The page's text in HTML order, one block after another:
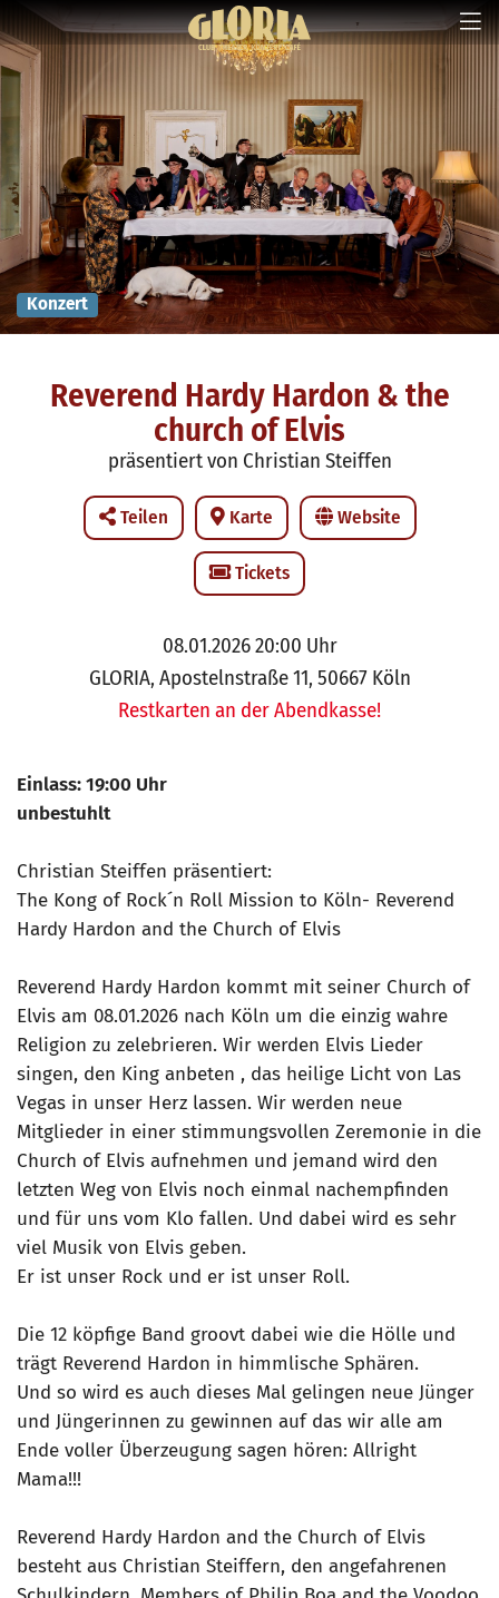
Konzert
Reverend Hardy Hardon & the
church of Elvis
präsentiert von Christian Steiffen
Teilen Karte Website
Tickets
08.01.2026 20:00 Uhr
GLORIA, Apostelnstraße 11, 50667 Köln
Restkarten an der Abendkasse!
Einlass: 19:00 Uhr
unbestuhlt
Christian Steiffen präsentiert:
The Kong of Rock´n Roll Mission to Köln- Reverend
Hardy Hardon and the Church of Elvis
Reverend Hardy Hardon kommt mit seiner Church of
Elvis am 08.01.2026 nach Köln um die einzig wahre
Religion zu zelebrieren. Wir werden Elvis Lieder
singen, den King anbeten , das heilige Licht von Las
Vegas in unser Herz lassen. Wir werden neue
Mitglieder in einer stimmungsvollen Zeremonie in die
Church of Elvis aufnehmen und jemand wird den
letzten Weg von Elvis noch einmal nachempfinden
und für uns vom Klo fallen. Und dabei wird es sehr
viel Musik von Elvis geben.
Er ist unser Rock und er ist unser Roll.
Die 12 köpfige Band groovt dabei wie die Hölle und
trägt Reverend Hardon in himmlische Sphären.
Und so wird es auch dieses Mal gelingen neue Jünger
und Jüngerinnen zu gewinnen auf das wir alle am
Ende voller Überzeugung sagen hören: Allright
Mama!!!
Reverend Hardy Hardon and the Church of Elvis
besteht aus Christian Steiffern, den angefahrenen